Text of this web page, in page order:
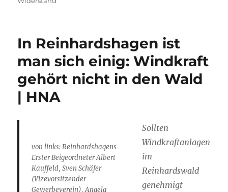
In Reinhardshagen ist
man sich einig: Windkraft
gehört nicht in den Wald
| HNA
von links: Reinhardshagens
Erster Beigeordneter Albert
Kauffeld, Sven Schäfer
(Vizevorsitzender
Gewerbeverein), Angela
Sollten
Windkraftanlagen
im
Reinhardswald
genehmigt